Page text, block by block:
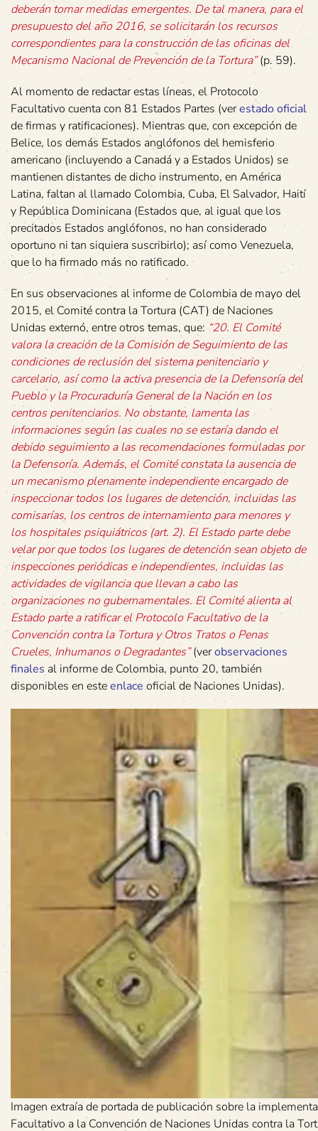
deberán tomar medidas emergentes. De tal manera, para el
presupuesto del año 2016, se solicitarán los recursos
correspondientes para la construcción de las oficinas del
Mecanismo Nacional de Prevención de la Tortura”(p. 59).
Al momento de redactar estas líneas, el Protocolo
Facultativo cuenta con 81 Estados Partes (verestado oficial
de firmas y ratificaciones). Mientras que, con excepción de
Belice, los demás Estados anglófonos del hemisferio
americano (incluyendo a Canadá y a Estados Unidos) se
mantienen distantes de dicho instrumento, en América
Latina, faltan al llamado Colombia, Cuba, El Salvador, Haití
y República Dominicana (Estados que, al igual que los
precitados Estados anglófonos, no han considerado
oportuno ni tan siquiera suscribirlo); así como Venezuela,
que lo ha firmado más no ratificado.
En sus observaciones al informe de Colombia de mayo del
2015, el Comité contra la Tortura (CAT) de Naciones
Unidas externó, entre otros temas, que: “20. El Comité
valora la creación de la Comisión de Seguimiento de las
condiciones de reclusión del sistema penitenciario y
carcelario, así como la activa presencia de la Defensoría del
Pueblo y la Procuraduría General de la Nación en los
centros penitenciarios. No obstante, lamenta las
informaciones según las cuales no se estaría dando el
debido seguimiento a las recomendaciones formuladas por
la Defensoría. Además, el Comité constata la ausencia de
un mecanismo plenamente independiente encargado de
inspeccionar todos los lugares de detención, incluidas las
comisarías, los centros de internamiento para menores y
los hospitales psiquiátricos (art. 2). El Estado parte debe
velar por que todos los lugares de detención sean objeto de
inspecciones periódicas e independientes, incluidas las
actividades de vigilancia que llevan a cabo las
organizaciones no gubernamentales. El Comité alienta al
Estado parte a ratificar el Protocolo Facultativo de la
Convención contra la Tortura y Otros Tratos o Penas
Crueles, Inhumanos o Degradantes”(verobservaciones
finales al informe de Colombia, punto 20, también
disponibles en esteenlace oficial de Naciones Unidas).
Imagen extraía de portada de publicación sobre la
Facultativo a la Convención de Naciones Unidas contra la